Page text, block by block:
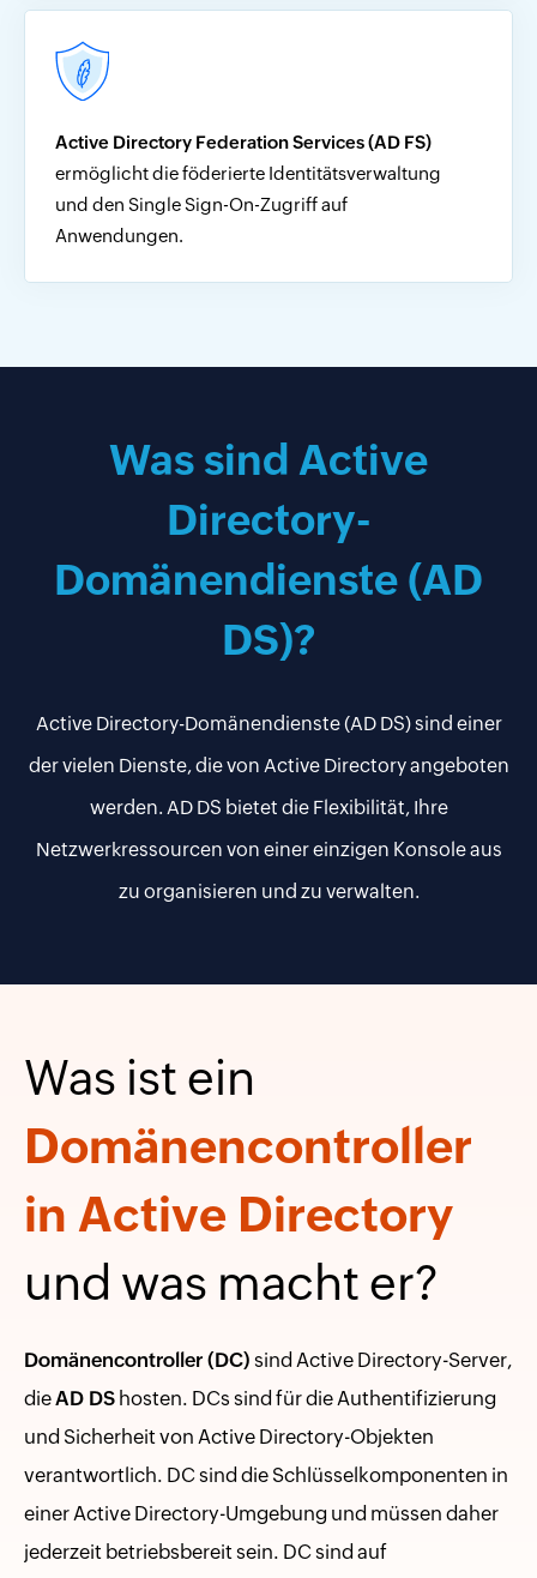
Active Directory Federation Services (AD FS)
ermöglicht die föderierte Identitätsverwaltung
und den Single Sign-On-Zugriff auf
Anwendungen.
Was sind Active
Directory-
Domänendienste (AD
DS)?
Active Directory-Domänendienste (AD DS) sind einer
der vielen Dienste, die von Active Directory angeboten
werden. AD DS bietet die Flexibilität, Ihre
Netzwerkressourcen von einer einzigen Konsole aus
zu organisieren und zu verwalten.
Was ist ein
Domänencontroller
in Active Directory
und was macht er?
Domänencontroller (DC) sind Active Directory-Server,
dieAD DS hosten. DCs sind für die Authentifizierung
und Sicherheit von Active Directory-Objekten
verantwortlich. DC sind die Schlüsselkomponenten in
einer Active Directory-Umgebung und müssen daher
jederzeit betriebsbereit sein. DC sind auf